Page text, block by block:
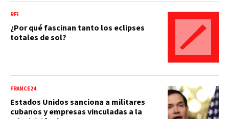
RFI
¿Por qué fascinan tanto los eclipses
totales de sol?
FRANCE24
Estados Unidos sanciona a militares
cubanos y empresas vinculadas a la